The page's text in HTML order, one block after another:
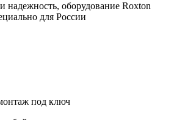
надежность, оборудование Roxton
для России
под ключ